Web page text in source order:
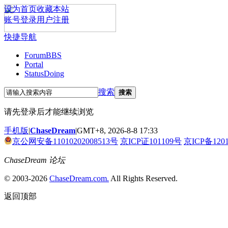
设为首页收藏本站
账号登录用户注册
快捷导航
ForumBBS
Portal
StatusDoing
搜索 搜索
请先登录后才能继续浏览
手机版|ChaseDream|GMT+8, 2026-8-8 17:33
京公网安备11010202008513号 京ICP证101109号 京ICP备
ChaseDream 论坛
© 2003-2026 ChaseDream.com. All Rights Reserved.
返回顶部